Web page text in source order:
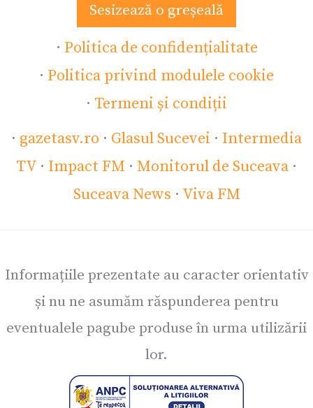
Sesizează o greșeală
· Politica de confidențialitate
· Politica privind modulele cookie
· Termeni și condiții
· gazetasv.ro · Glasul Sucevei · Intermedia
TV · Impact FM · Monitorul de Suceava ·
Suceava News · Viva FM
Informațiile prezentate au caracter orientativ
și nu ne asumăm răspunderea pentru
eventualele pagube produse în urma utilizării
lor.